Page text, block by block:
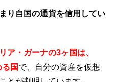
り自国の通貨を信用してい
ア・ガーナの3ヶ国は、
国で、自分の資産を仮想